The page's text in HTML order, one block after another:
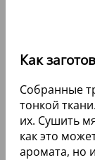
Как
Собранные
тонкой
их. Сушить
как это
аромата, но